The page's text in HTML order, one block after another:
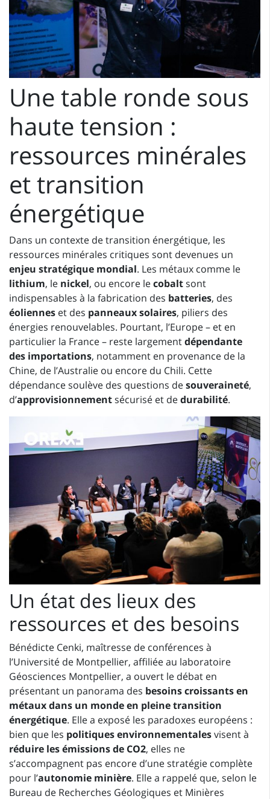
Une table ronde sous
haute tension :
ressources minérales
et transition
énergétique
Dans un contexte de transition énergétique, les
ressources minérales critiques sont devenues un
enjeu stratégique mondial. Les métaux comme le
lithium, le nickel, ou encore lecobaltsont
indispensables à la fabrication des batteries, des
éoliennes et des panneaux solaires, piliers des
énergies renouvelables. Pourtant, l’Europe – et en
particulier la France – reste largementdépendante
des importations, notamment en provenance de la
Chine, de l’Australie ou encore du Chili. Cette
dépendance soulève des questions desouveraineté,
d’approvisionnementsécurisé et dedurabilité.
Un état des lieux des
ressources et des besoins
Bénédicte Cenki, maîtresse de conférences à
l’Université de Montpellier, affiliée au laboratoire
Géosciences Montpellier, a ouvert le débat en
présentant un panorama des besoins croissants en
métaux dans un monde en pleine transition
énergétique. Elle a exposé les paradoxes européens :
bien que les politiques environnementalesvisent à
réduire les émissions de CO2, elles ne
s’accompagnent pas encore d’une stratégie complète
pour l’autonomie minière. Elle a rappelé que, selon le
Bureau de Recherches Géologiques et Minières